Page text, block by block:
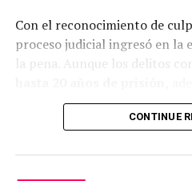
Con el reconocimiento de
proceso judicial ingresó en la
la pena. Aunque los delitos
decomiso de bienes, el
CONTINUE